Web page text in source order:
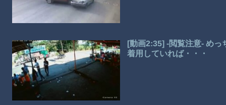
[動画2:35] -閲覧注意- めっ
着用していれば・・・